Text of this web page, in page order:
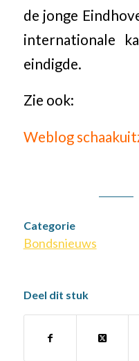
de jonge
internationale
eindigde.
Zie ook:
Weblog
Categorie
Bondsnieuws
Deel dit stuk